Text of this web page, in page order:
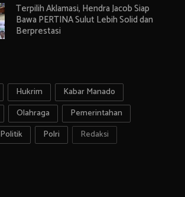
Terpilih Aklamasi, Hendra Jacob Siap
Bawa PERTINA Sulut Lebih Solid dan
Berprestasi
Hukrim
Kabar Manado
Olahraga
Pemerintahan
Politik Polri Redaksi